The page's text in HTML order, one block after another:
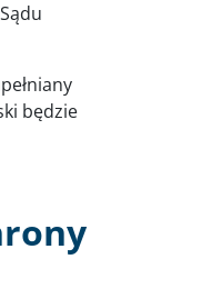
będzie